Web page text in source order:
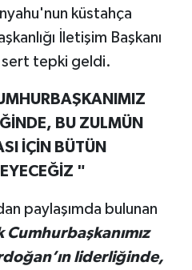
küstahça
İletişim Başkanı
sert tepki geldi.
BU ZULMÜN
İÇİN BÜTÜN
"
paylaşımda bulunan
liderliğinde,